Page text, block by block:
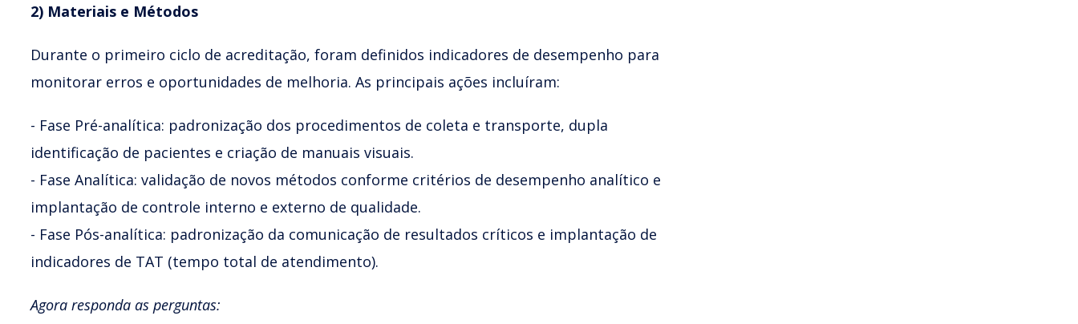
2) Materiais e Métodos
Durante o primeiro ciclo de acreditação, foram definidos indicadores de desempenho para
monitorar erros e oportunidades de melhoria. As principais ações incluíram:
- Fase Pré-analítica: padronização dos procedimentos de coleta e transporte, dupla
identificação de pacientes e criação de manuais visuais.
- Fase Analítica: validação de novos métodos conforme critérios de desempenho analítico e
implantação de controle interno e externo de qualidade.
- Fase Pós-analítica: padronização da comunicação de resultados críticos e implantação de
indicadores de TAT (tempo total de atendimento).
Agora responda as perguntas: